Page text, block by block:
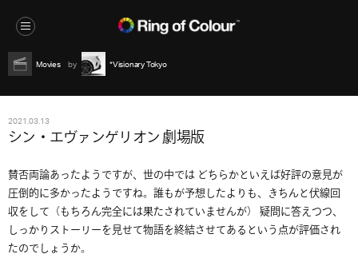
Movies *Visionary Tokyo
2021.03.13
シン・エヴァンゲリオン 劇場版
賛否両論あったようですが、世の中では どちらかといえば好評の意見が
圧倒的に多かったようですね。誰もが予想したよりも、きちんと伏線回
収をして（もちろん完全には果たされていませんが） 疑問に答えつつ、
しっかりストーリーを見せて物語を終結させてあるという点が評価され
たのでしょうか。